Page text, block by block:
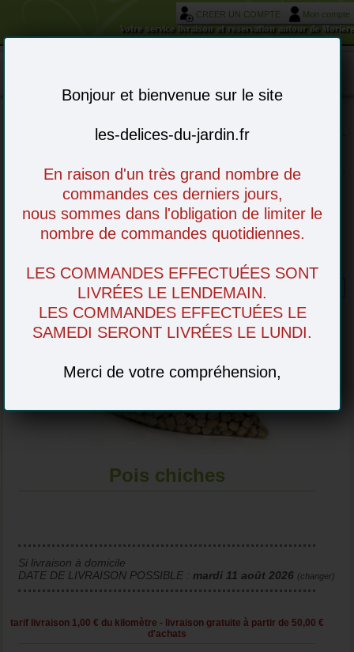
Bonjour et bienvenue sur le site
les-delices-du-jardin.fr
En raison d'un très grand nombre de
commandes ces derniers jours,
nous sommes dans l'obligation de limiter le
nombre de commandes quotidiennes.
LES COMMANDES EFFECTUÉES SONT
LIVRÉES LE LENDEMAIN.
LES COMMANDES EFFECTUÉES LE
SAMEDI SERONT LIVRÉES LE LUNDI.
Merci de votre compréhension,
CREER UN COMPTE
Mon compte
Votre service livraison et réservation autour de
Choisissez vos articles en ligne - à venir
Pois chiches
Pois chiches
Si livraison à domicile
DATE DE LIVRAISON POSSIBLE : mardi 11 août 2026 (changer)
tarif livraison 1,00 € du kilomètre - livraison gratuite à partir de 50,00 €
d'achats